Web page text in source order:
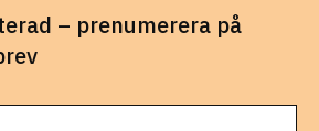
– prenumerera på